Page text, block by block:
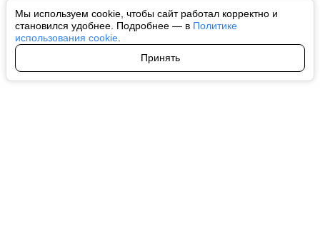
Мы используем cookie, чтобы сайт работал корректно и
становился удобнее. Подробнее — в Политике
использования cookie
Принять